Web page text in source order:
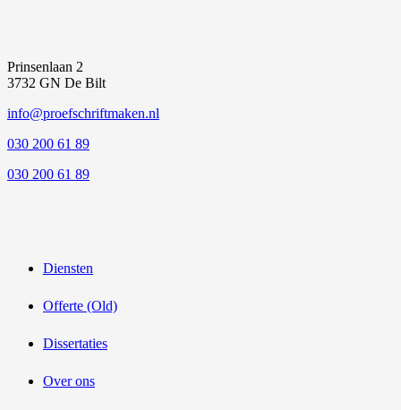
Prinsenlaan 2
3732 GN De Bilt
info@proefschriftmaken.nl
030 200 61 89
030 200 61 89
Diensten
Offerte (Old)
Dissertaties
Over ons